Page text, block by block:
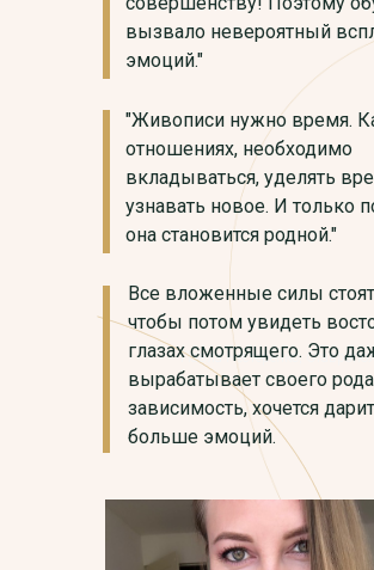
Павла Нестеренко,
вызвало невероятный
эмоций."
"Живописи нужно время.
отношениях, необходимо
вкладываться, уделять
узнавать новое. И только
она становится родной."
Все вложенные силы стоят
чтобы потом увидеть
глазах смотрящего. Это
вырабатывает своего рода
зависимость, хочется
больше эмоций.